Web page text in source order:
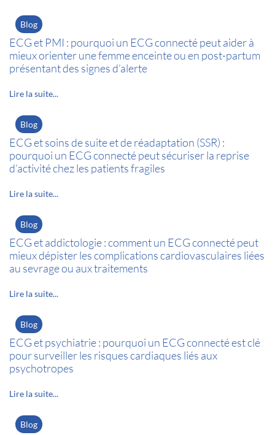
Blog
ECG et PMI : pourquoi un ECG connecté peut aider à
mieux orienter une femme enceinte ou en post-partum
présentant des signes d’alerte
Lire la suite...
Blog
ECG et soins de suite et de réadaptation (SSR) :
pourquoi un ECG connecté peut sécuriser la reprise
d’activité chez les patients fragiles
Lire la suite...
Blog
ECG et addictologie : comment un ECG connecté peut
mieux dépister les complications cardiovasculaires liées
au sevrage ou aux traitements
Lire la suite...
Blog
ECG et psychiatrie : pourquoi un ECG connecté est clé
pour surveiller les risques cardiaques liés aux
psychotropes
Lire la suite...
Blog